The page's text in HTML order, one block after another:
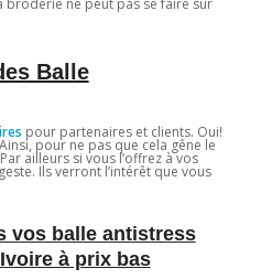
broderie ne peut pas se faire sur
Balle
pour partenaires et clients. Oui!
pour ne pas que cela gêne le
ailleurs si vous l’offrez à vos
Ils verront l’intérêt que vous
vos balle antistress
à prix bas